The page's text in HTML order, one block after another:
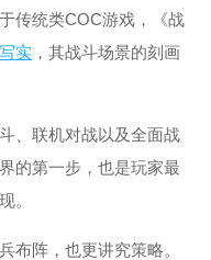
传统类COC游戏，《战
写实 ，其战斗场景的刻画
、联机对战以及全面战
的第一步，也是玩家最
。
布阵，也更讲究策略。